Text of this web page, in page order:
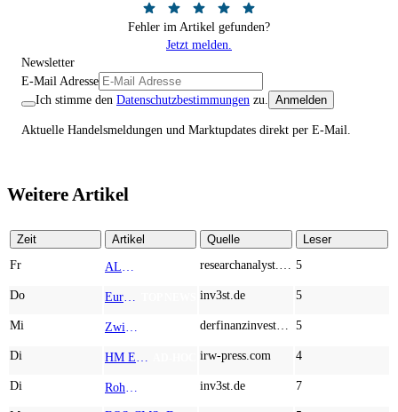
Fehler im Artikel gefunden?
Jetzt melden.
Newsletter
E-Mail Adresse
Ich stimme den Datenschutzbestimmungen zu. Anmelden
Aktuelle Handelsmeldungen und Marktupdates direkt per E-Mail.
Weitere Artikel
Zeit Artikel Quelle
Leser
Fr
5
Do inv3st.de 5
Mi 5
Di irw-press.com 4
Di inv3st.de 7